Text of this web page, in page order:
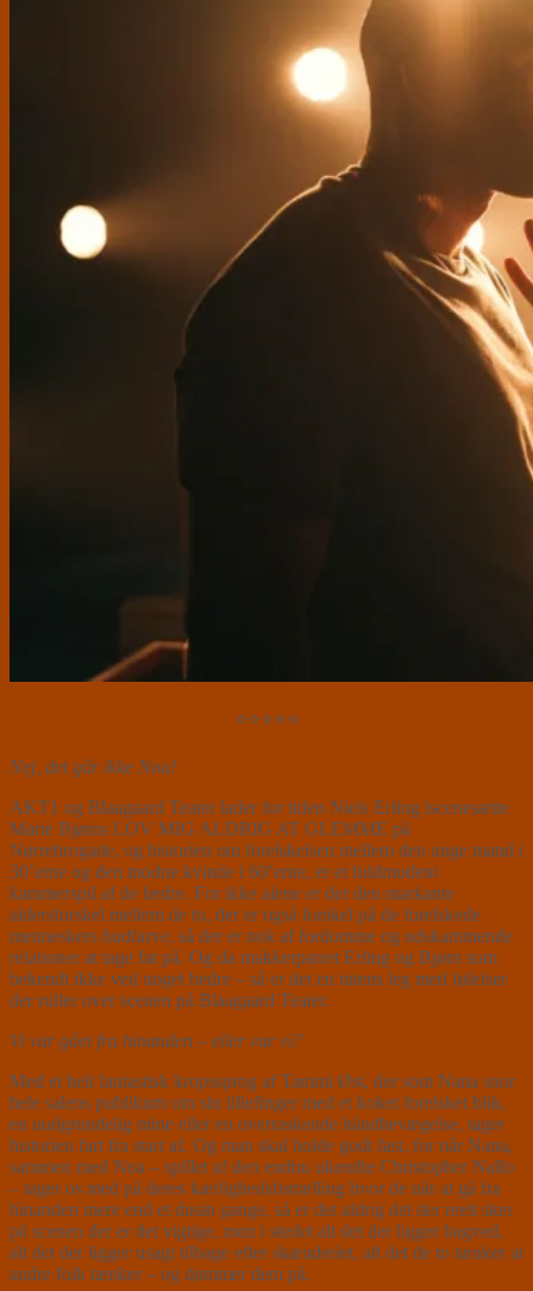
⭐⭐⭐⭐⭐
Nej, det går ikke Noa!
AKT1 og Blaagaard Teater lader for tiden Niels Erling iscenesætte
Marie Bjørns LOV MIG ALDRIG AT GLEMME på
Nørrebrogade, og historien om forelskelsen mellem den unge mand i
30’erne og den modne kvinde i 60’erne, er et fuldmodent
kammerspil af de bedre. For ikke alene er der den markante
aldersforskel mellem de to, der er også forskel på de forelskede
menneskers hudfarve, så der er nok af fordomme og udskammende
relationer at tage fat på. Og da makkerparret Erling og Bjørn som
bekendt ikke ved noget bedre – så er det en intens leg med følelser
der ruller over scenen på Blaagaard Teater.
Vi var gået fra hinanden – eller var vi?
Med et helt fantastisk kropssprog af Tammi Øst, der som Nana snor
hele salens publikum om sin lillefinger med et koket forelsket blik,
en uudgrundelig mine eller en overraskende håndbevægelse, tager
historien fart fra start af. Og man skal holde godt fast, for når Nana,
sammen med Noa – spillet af den endnu ukendte Christopher Nallo
– tager os med på deres kærlighedsfortælling hvor de når at gå fra
hinanden mere end et dusin gange, så er det aldrig det der reelt sker
på scenen der er det vigtige, men i stedet alt det der ligger bagved,
alt det der ligger usagt tilbage efter skænderiet, alt det de to tænker at
andre folk tænker – og dømmer dem på.